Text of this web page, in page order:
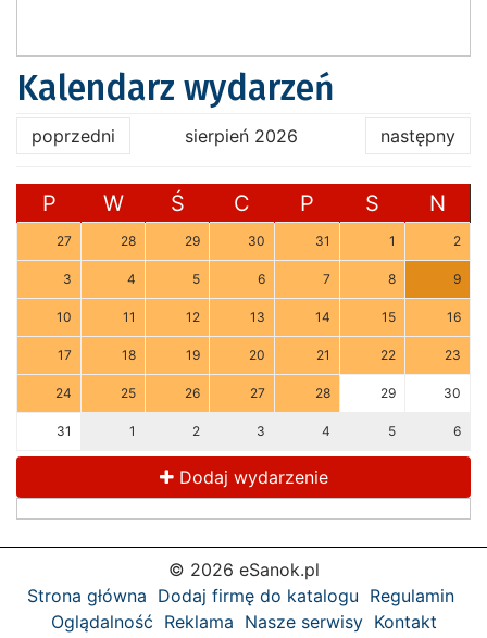
Kalendarz wydarzeń
poprzedni sierpień 2026 następny
P W Ś C P S N
27 28 29 30 31 1 2
3 4 5 6 7 8 9
10 11 12 13 14 15 16
17 18 19 20 21 22 23
24 25 26 27 28 29 30
31 1 2 3 4 5 6
Dodaj wydarzenie
© 2026 eSanok.pl
Strona główna Dodaj firmę do katalogu Regulamin
Oglądalność Reklama Nasze serwisy Kontakt